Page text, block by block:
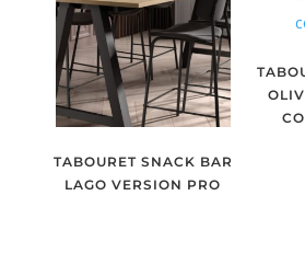
TABOURET SNACK BAR
LAGO VERSION PRO